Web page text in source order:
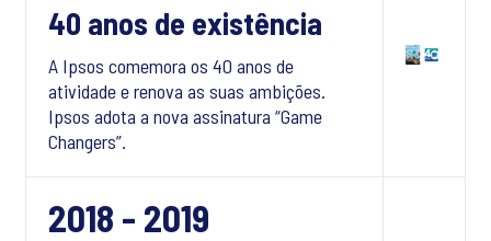
40 anos de existência
A Ipsos comemora os 40 anos de
atividade e renova as suas ambições.
Ipsos adota a nova assinatura “Game
Changers”.
2018 - 2019